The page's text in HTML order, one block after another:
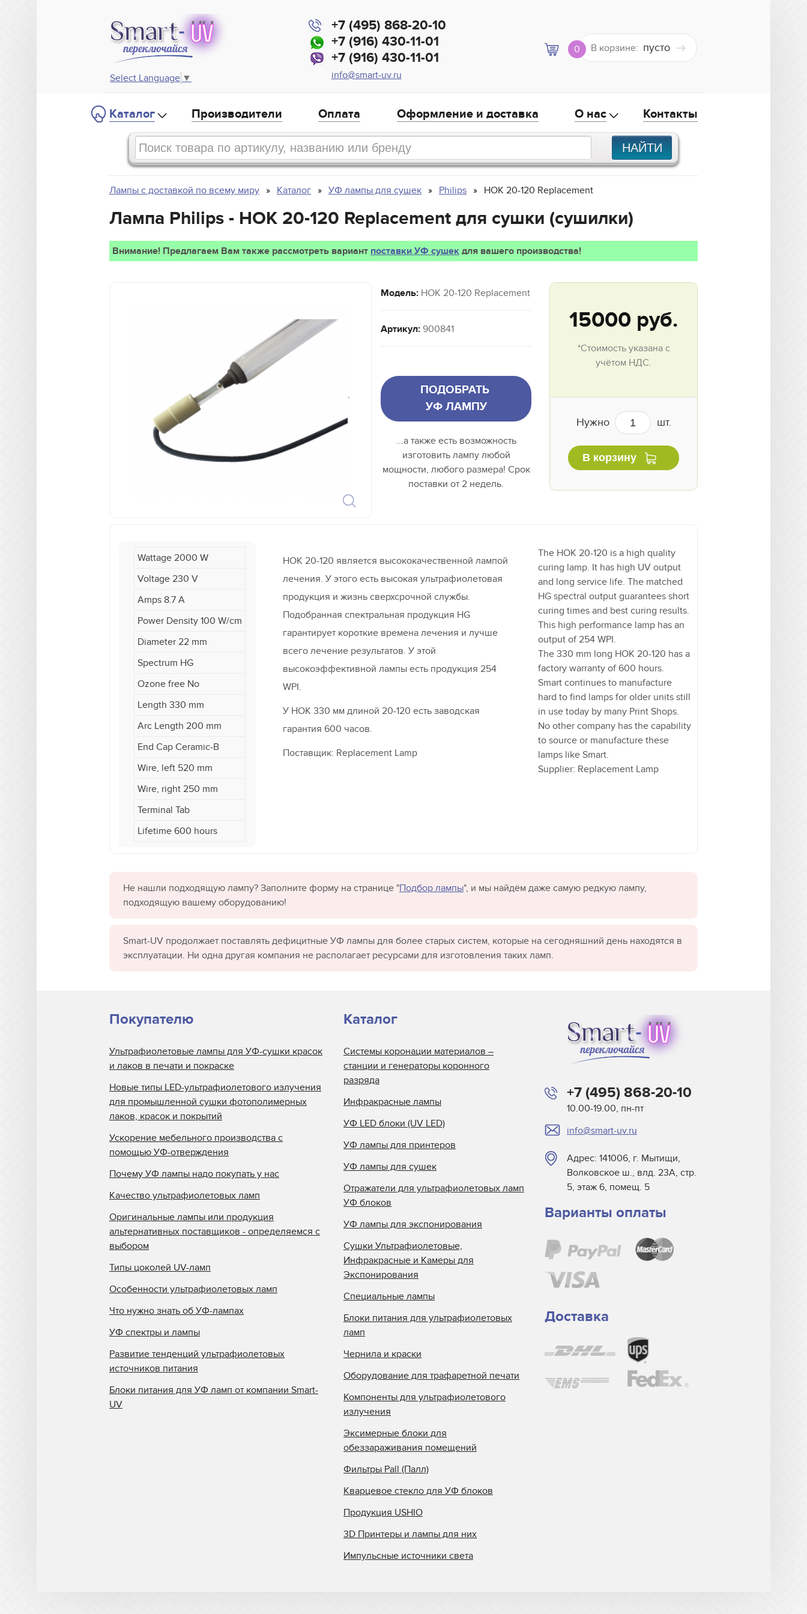
Select Language ▼
+7 (495) 868-20-10
+7 (916) 430-11-01
+7 (916) 430-11-01
info@smart-uv.ru
0 В корзине: пусто
Каталог Производители Оплата Оформление и доставка О нас Контакты
Лампы с доставкой по всему миру Каталог УФ лампы для сушек Philips HOK 20-120 Replacement
Лампа Philips - HOK 20-120 Replacement для сушки (сушилки)
Внимание! Предлагаем Вам также рассмотреть вариант поставки УФ сушек для вашего производства!
`
Модель: HOK 20-120 Replacement
Артикул: 900841
ПОДОБРАТЬ
УФ ЛАМПУ
...а также есть возможность
изготовить лампу любой
мощности, любого размера! Срок
поставки от 2 недель.
15000 руб.
*Стоимость указана с
учётом НДС.
Нужно шт.
В корзину
Wattage 2000 W
Voltage 230 V
Amps 8.7 A
Power Density 100 W/cm
Diameter 22 mm
Spectrum HG
Ozone free No
Length 330 mm
Arc Length 200 mm
End Cap Ceramic-B
Wire, left 520 mm
Wire, right 250 mm
Terminal Tab
Lifetime 600 hours
HOK 20-120 является высококачественной лампой
лечения. У этого есть высокая ультрафиолетовая
продукция и жизнь сверхсрочной службы.
Подобранная спектральная продукция HG
гарантирует короткие времена лечения и лучше
всего лечение результатов. У этой
высокоэффективной лампы есть продукция 254
WPI.
У HOK 330 мм длиной 20-120 есть заводская
гарантия 600 часов.
Поставщик: Replacement Lamp
The HOK 20-120 is a high quality
curing lamp. It has high UV output
and long service life. The matched
HG spectral output guarantees short
curing times and best curing results.
This high performance lamp has an
output of 254 WPI.
The 330 mm long HOK 20-120 has a
factory warranty of 600 hours.
Smart continues to manufacture
hard to find lamps for older units still
in use today by many Print Shops.
No other company has the capability
to source or manufacture these
lamps like Smart.
Supplier: Replacement Lamp
Не нашли подходящую лампу? Заполните форму на странице "Подбор лампы", и мы найдём даже самую редкую лампу,
подходящую вашему оборудованию!
Smart-UV продолжает поставлять дефицитные УФ лампы для более старых систем, которые на сегодняшний день находятся в
эксплуатации. Ни одна другая компания не располагает ресурсами для изготовления таких ламп.
+7 (495) 868-20-10
10.00-19.00, пн-пт
info@smart-uv.ru
Адрес: 141006, г. Мытищи,
Волковское ш., влд. 23А, стр.
5, этаж 6, помещ. 5
Варианты оплаты
Доставка
Покупателю
Ультрафиолетовые лампы для УФ-сушки красок
и лаков в печати и покраске
Новые типы LED-ультрафиолетового излучения
для промышленной сушки фотополимерных
лаков, красок и покрытий
Ускорение мебельного производства с
помощью УФ-отверждения
Почему УФ лампы надо покупать у нас
Качество ультрафиолетовых ламп
Оригинальные лампы или продукция
альтернативных поставщиков - определяемся с
выбором
Типы цоколей UV-ламп
Особенности ультрафиолетовых ламп
Что нужно знать об УФ-лампах
УФ спектры и лампы
Развитие тенденций ультрафиолетовых
источников питания
Блоки питания для УФ ламп от компании Smart-
UV
Каталог
Системы коронации материалов –
станции и генераторы коронного
разряда
Инфракрасные лампы
УФ LED блоки (UV LED)
УФ лампы для принтеров
УФ лампы для сушек
Отражатели для ультрафиолетовых ламп
УФ блоков
УФ лампы для экспонирования
Сушки Ультрафиолетовые,
Инфракрасные и Камеры для
Экспонирования
Специальные лампы
Блоки питания для ультрафиолетовых
ламп
Чернила и краски
Оборудование для трафаретной печати
Компоненты для ультрафиолетового
излучения
Эксимерные блоки для
обеззараживания помещений
Фильтры Pall (Палл)
Кварцевое стекло для УФ блоков
Продукция USHIO
3D Принтеры и лампы для них
Импульсные источники света